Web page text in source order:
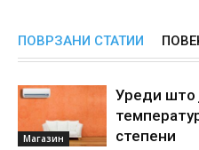
ПОВРЗАНИ СТАТИИ
Магазин
Уреди што
степени